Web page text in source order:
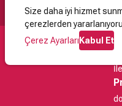
Size daha iyi hizmet
çerezlerden
Çerez AyarlarıKabul Et